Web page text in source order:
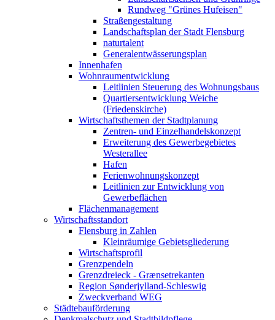
Rundweg "Grünes Hufeisen"
Straßengestaltung
Landschaftsplan der Stadt Flensburg
naturtalent
Generalentwässerungsplan
Innenhafen
Wohnraumentwicklung
Leitlinien Steuerung des Wohnungsbaus
Quartiersentwicklung Weiche
(Friedenskirche)
Wirtschaftsthemen der Stadtplanung
Zentren- und Einzelhandelskonzept
Erweiterung des Gewerbegebietes
Westerallee
Hafen
Ferienwohnungskonzept
Leitlinien zur Entwicklung von
Gewerbeflächen
Flächenmanagement
Wirtschaftsstandort
Flensburg in Zahlen
Kleinräumige Gebietsgliederung
Wirtschaftsprofil
Grenzpendeln
Grenzdreieck - Grænsetrekanten
Region Sønderjylland-Schleswig
Zweckverband WEG
Städtebauförderung